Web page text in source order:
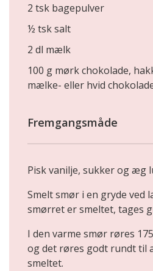
2 tsk bagepulver
½ tsk salt
2 dl mælk
100 g mørk chokolade,
mælke- eller hvid
Fremgangsmåde
Pisk vanilje, sukker og æg
Smelt smør i en gryde ved
smørret er smeltet, tages
I den varme smør røres
og det røres godt rundt til
smeltet.